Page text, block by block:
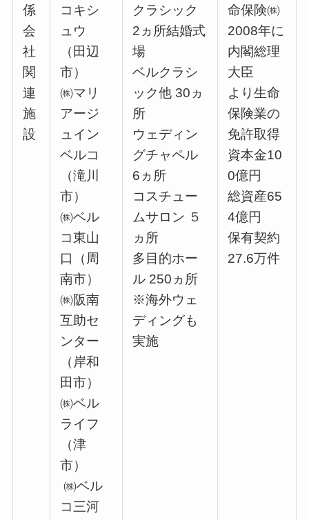
係
会
社
関
連
施
設
コキシ
ュウ
（田辺
市）
㈱マリ
アージ
ュイン
ベルコ
（滝川
市）
㈱ベル
コ東山
口（周
南市）
㈱阪南
互助セ
ンター
（岸和
田市）
㈱ベル
ライフ
（津
市）
㈱ベル
コ三河
クラシック
2ヵ所結婚式
場
ベルクラシ
ック他 30ヵ
所
ウェディン
グチャペル
6ヵ所
コスチュー
ムサロン ５
ヵ所
多目的ホー
ル 250ヵ所
※海外ウェ
ディングも
実施
命保険㈱
2008年に
内閣総理
大臣
より生命
保険業の
免許取得
資本金10
0億円
総資産65
4億円
保有契約
27.6万件